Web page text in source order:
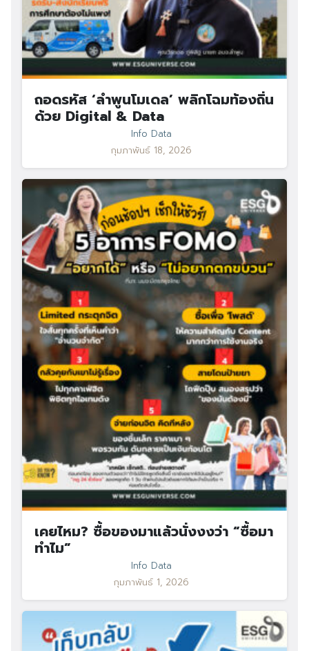
ถอดรหัส ‘ลำพูนโมเดล’ พลิกโฉมท้องถิ่น
ด้วย Digital & Data
Info Data
กุมภาพันธ์ 18, 2026
เคยไหม? ซื้อของมาแล้วนั่งงงว่า “ซื้อมา
ทำไม”
Info Data
กุมภาพันธ์ 1, 2026